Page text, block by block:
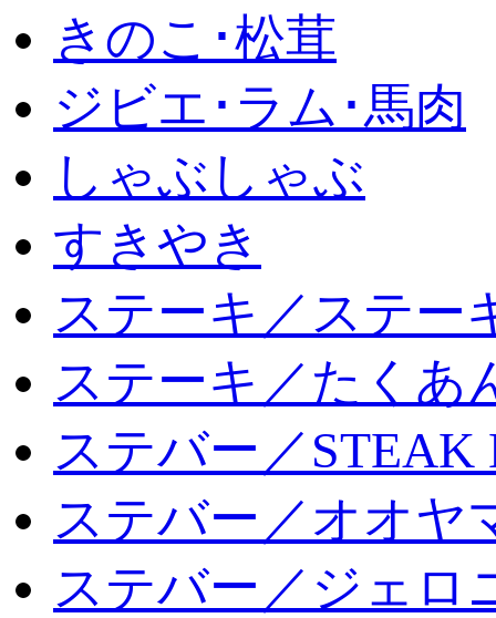
きのこ･松茸
ジビエ･ラム･馬肉
しゃぶしゃぶ
すきやき
ステーキ／ステー
ステーキ／たくあ
ステバー／STEAK
ステバー／オオヤ
ステバー／ジェロ